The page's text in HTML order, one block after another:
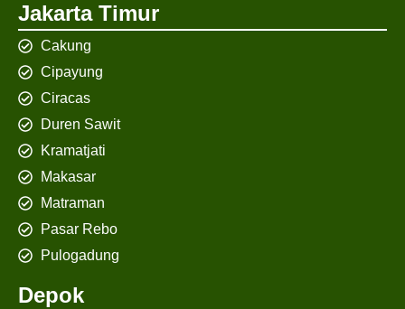
Jakarta Timur
Cakung
Cipayung
Ciracas
Duren Sawit
Kramatjati
Makasar
Matraman
Pasar Rebo
Pulogadung
Depok